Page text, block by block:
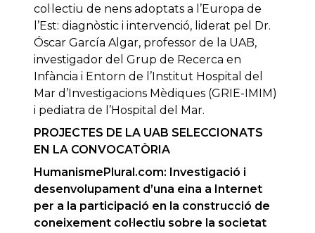
col·lectiu de nens adoptats a l’Europa de
l’Est: diagnòstic i intervenció, liderat pel Dr.
Óscar García Algar, professor de la UAB,
investigador del Grup de Recerca en
Infància i Entorn de l’Institut Hospital del
Mar d’Investigacions Mèdiques (GRIE-IMIM)
i pediatra de l’Hospital del Mar.
PROJECTES DE LA UAB SELECCIONATS
EN LA CONVOCATÒRIA
HumanismePlural.com: Investigació i
desenvolupament d’una eina a Internet
per a la participació en la construcció de
coneixement col·lectiu sobre la societat